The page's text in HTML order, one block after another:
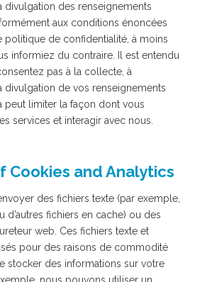
divulgation des renseignements
aux conditions énoncées
politique de confidentialité, à moins
informiez du contraire. Il est entendu
pas à la collecte, à
divulgation de vos renseignements
peut limiter la façon dont vous
services et interagir avec nous.
Cookies and Analytics
des fichiers texte (par exemple,
d’autres fichiers en cache) ou des
web. Ces fichiers texte et
pour des raisons de commodité
stocker des informations sur votre